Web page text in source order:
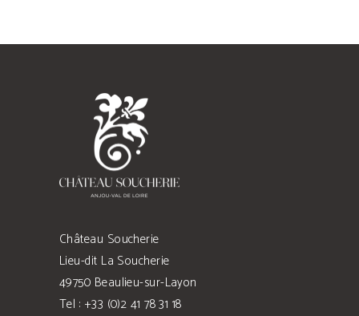
Château Soucherie
Lieu-dit La Soucherie
49750 Beaulieu-sur-Layon
Tel : +33 (0)2 41 78 31 18